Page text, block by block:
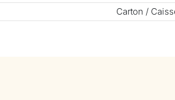
Carton /